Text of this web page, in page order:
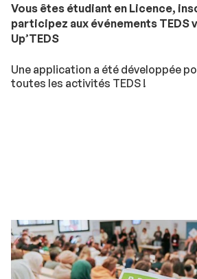
Vous êtes étudiant en Licence,
participez aux événements TEDS
Up’TEDS
Une application a été développée
toutes les activités TEDS !